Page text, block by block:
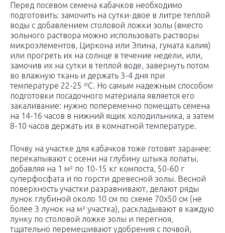
Перед посевом семена кабачков необходимо
подготовить: замочить на сутки-двое в литре теплой
воды с добавлением столовой ложки золы (вместо
зольного раствора можно использовать растворы
микроэлементов, Циркона или Эпина, гумата калия)
или прогреть их на солнце в течение недели, или,
замочив их на сутки в теплой воде, завернуть потом
во влажную ткань и держать 3-4 дня при
температуре 22-25 ºC. Но самым надежным способом
подготовки посадочного материала является его
закаливание: нужно попеременно помещать семена
на 14-16 часов в нижний ящик холодильника, а затем
8-10 часов держать их в комнатной температуре.
Почву на участке для кабачков тоже готовят заранее:
перекапывают с осени на глубину штыка лопаты,
добавляя на 1 м² по 10-15 кг компоста, 50-60 г
суперфосфата и по горсти древесной золы. Весной
поверхность участки разравнивают, делают ряды
лунок глубиной около 10 см по схеме 70х50 см (не
более 3 лунок на м² участка), раскладывают в каждую
лунку по столовой ложке золы и перегноя,
тщательно перемешивают удобрения с почвой,